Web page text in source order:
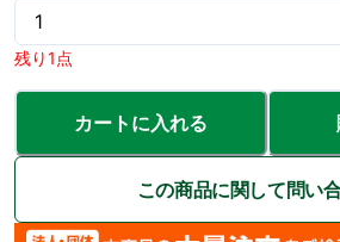
残り1点
カートに入れる
この商品に関して問い